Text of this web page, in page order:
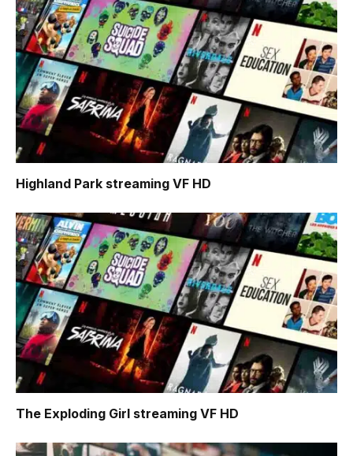
Highland Park streaming VF HD
The Exploding Girl streaming VF HD